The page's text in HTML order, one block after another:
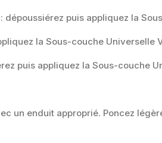
puis appliquez la
la Sous-couche Universelle
puis appliquez la Sous-couche
un enduit approprié. Poncez